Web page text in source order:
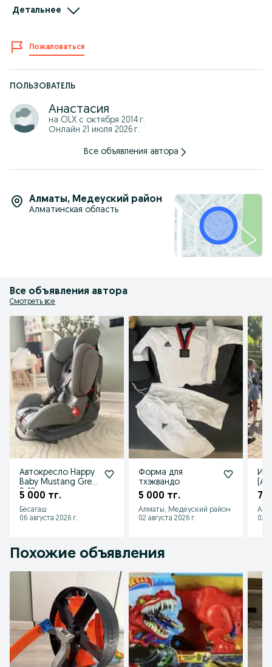
резеруар с холодной водой и меняет цвет.
Длина игрушки 50 см.
нескольким сразу.
Детальнее
Пожаловаться
ПОЛЬЗОВАТЕЛЬ
Анастасия
на OLX с октября 2014 г.
Онлайн 21 июля 2026 г.
Все объявления автора
Алматы, Медеуский район
Алматинская область
Все объявления автора
Смотреть все
Автокресло Happy
Baby Mustang Grey
9-18 кг
5 000 тг.
Бесагаш
06 августа 2026 г.
Форма для
тхэквандо
5 000 тг.
Алматы, Медеуский район
02 августа 2026 г.
7
02
Похожие объявления